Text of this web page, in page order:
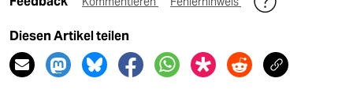
Diesen Artikel teilen